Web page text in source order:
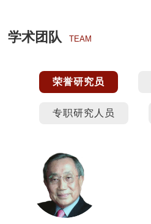
学术团队 TEAM
荣誉研究员
专职研究人员